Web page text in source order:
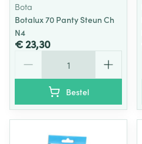
Bota
Botalux 70 Panty Steun Ch
N4
€ 23,30
Bestel